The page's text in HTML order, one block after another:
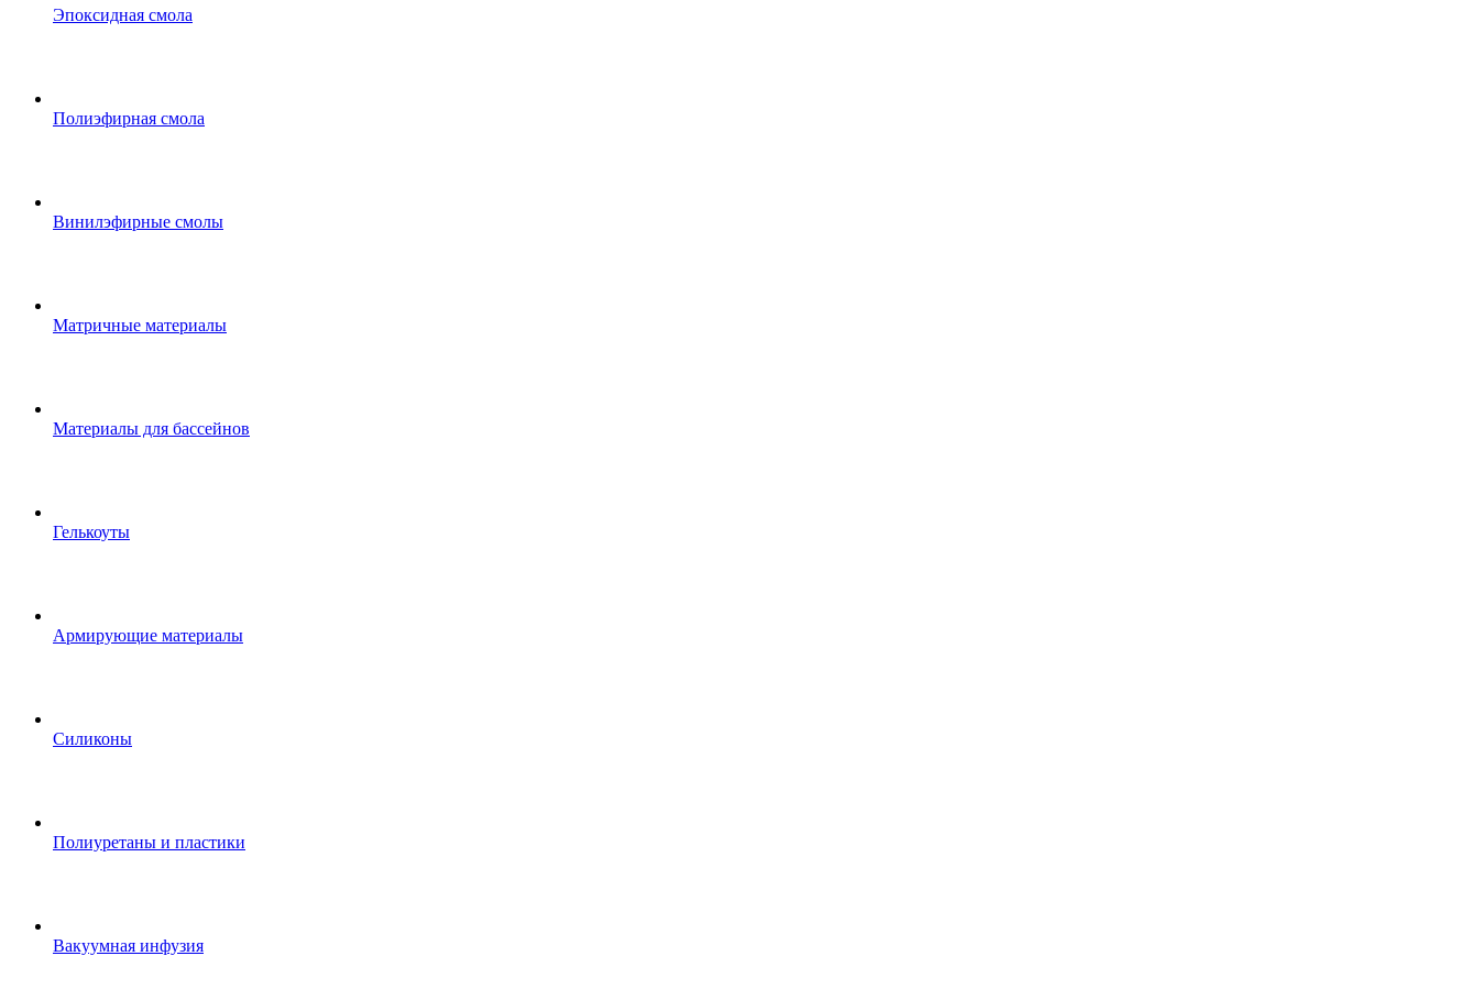
Эпоксидная смола
Полиэфирная смола
Винилэфирные смолы
Матричные материалы
Материалы для бассейнов
Гелькоуты
Армирующие материалы
Силиконы
Полиуретаны и пластики
Вакуумная инфузия